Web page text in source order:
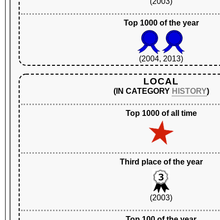
Top 1000 of the year
(2004, 2013)
LOCAL
(IN CATEGORY HISTORY)
Top 1000 of all time
Third place of the year
(2003)